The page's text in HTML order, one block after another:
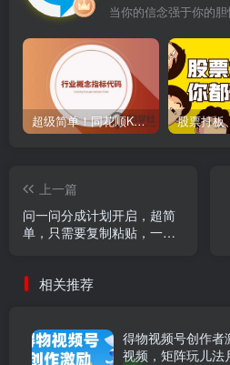
超级简单！同花顺K线界面显示行业概念指标代码图解
上一篇
问一问分成计划开启，超简
单，只需要复制粘贴，一天
相关推荐
得物视频号创作者
视频，矩阵玩儿法